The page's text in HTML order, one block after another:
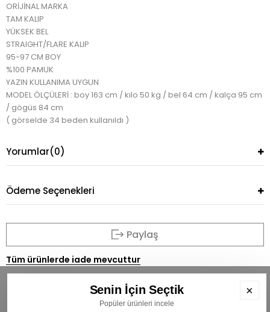
ORİJİNAL MARKA
TAM KALIP
YÜKSEK BEL
STRAIGHT/FLARE KALIP
95-97 CM BOY
%100 PAMUK
YAZIN KULLANIMA UYGUN
MODEL ÖLÇÜLERİ : boy 163 cm / kilo 50 kg / bel 64 cm / kalça 95 cm
/ gögüs 84 cm
( görselde 34 beden kullanıldı )
Yorumlar(0)
Ödeme Seçenekleri
Paylaş
Tüm ürünlerde iade mevcuttur
Senin İçin Seçtik
Popüler ürünleri incele
×